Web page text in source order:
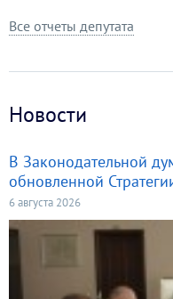
Все отчеты депутата
Новости
В Законодательной
обновленной
6 августа 2026